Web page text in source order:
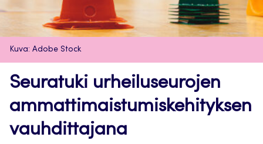
Kuva: Adobe Stock
Seuratuki urheiluseurojen
ammattimaistumiskehityksen
vauhdittajana